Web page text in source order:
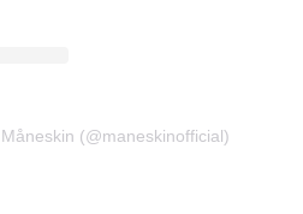
(@maneskinofficial)